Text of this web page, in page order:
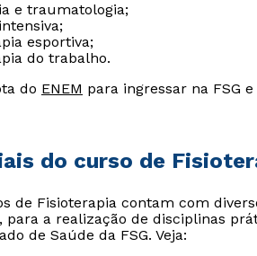
e traumatologia;
esportiva;
do trabalho.
do ENEM para ingressar na FSG
do curso de
de Fisioterapia contam com
para a realização de disciplinas
de Saúde da FSG. Veja: